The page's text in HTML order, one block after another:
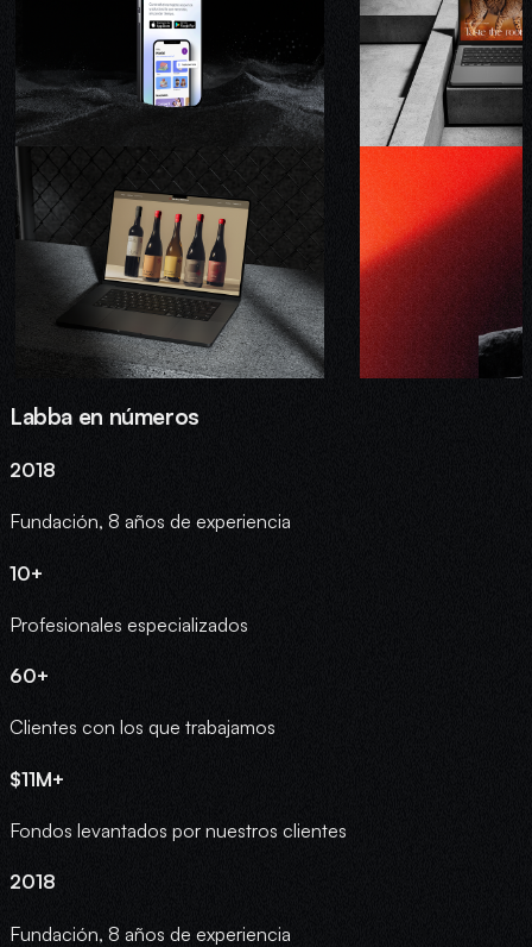
Labba en números
2018
Fundación, 8 años de experiencia
10+
Profesionales especializados
60+
Clientes con los que trabajamos
$11M+
Fondos levantados por nuestros clientes
2018
Fundación, 8 años de experiencia